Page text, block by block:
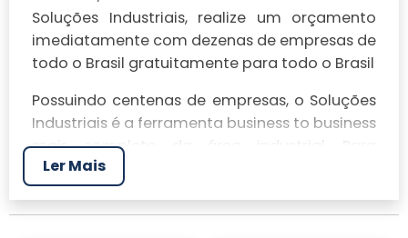
Soluções Industriais, realize um orçamento
imediatamente com dezenas de empresas de
todo o Brasil gratuitamente para todo o Brasil
Possuindo centenas de empresas, o Soluções
Industriais é a ferramenta business to business
mais completo da área industrial. Para
realizar um orçamento de Concreto
ensacado a venda, clique em um ou mais dos
anuciantes a seguir:
Ler Mais